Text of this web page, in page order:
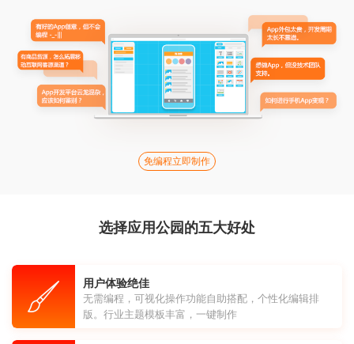
免编程立即制作
选择应用公园的五大好处
用户体验绝佳
无需编程，可视化操作功能自助搭配，个性化编辑排
版。行业主题模板丰富，一键制作